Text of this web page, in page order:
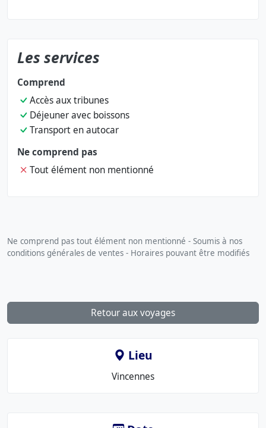
Les services
Comprend
Accès aux tribunes
Déjeuner avec boissons
Transport en autocar
Ne comprend pas
Tout élément non mentionné
Ne comprend pas tout élément non mentionné - Soumis à nos
conditions générales de ventes - Horaires pouvant être modifiés
Retour aux voyages
Lieu
Le
Vincennes